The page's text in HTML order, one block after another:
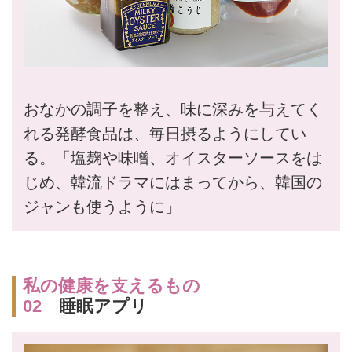
おなかの調子を整え、味に深みを与えてく
れる発酵食品は、毎日摂るようにしてい
る。「塩麹や味噌、オイスターソースをは
じめ、韓流ドラマにはまってから、韓国の
ジャンも使うように」
私の健康を支えるもの
02睡眠アプリ